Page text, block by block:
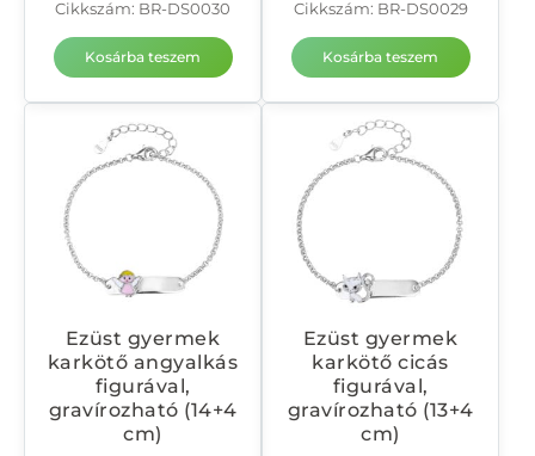
Cikkszám: BR-DS0030
Kosárba teszem
Cikkszám: BR-DS0029
Kosárba teszem
Ezüst gyermek
karkötő angyalkás
figurával,
gravírozható (14+4
cm)
Ezüst gyermek
karkötő cicás
figurával,
gravírozható (13+4
cm)